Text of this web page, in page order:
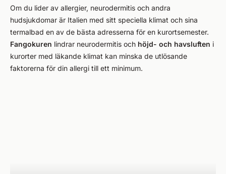
Om du lider av allergier, neurodermitis och andra
hudsjukdomar är Italien med sitt speciella klimat och sina
termalbad en av de bästa adresserna för en kurortsemester.
Fangokuren lindrar neurodermitis och höjd- och havsluften i
kurorter med läkande klimat kan minska de utlösande
faktorerna för din allergi till ett minimum.